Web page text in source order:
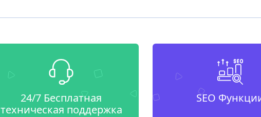
24/7 Бесплатная
техническая поддержка
SEO